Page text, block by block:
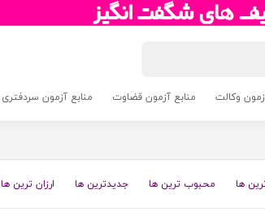
وکالت منابع آزمون قضاوت منابع آزمون سردفتری 1405
ها محبوب ترین ها جدیدترین ها ارزان ترین ها